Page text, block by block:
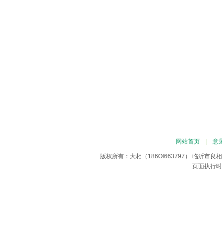
网站首页 意
版权所有：大相（186Ol663797） 临沂市
页面执行